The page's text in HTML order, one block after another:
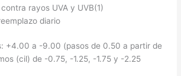
rayos UVA y UVB(1)
diario
+4.00 a -9.00 (pasos de 0.50 a partir de
(cil) de -0.75, -1.25, -1.75 y -2.25